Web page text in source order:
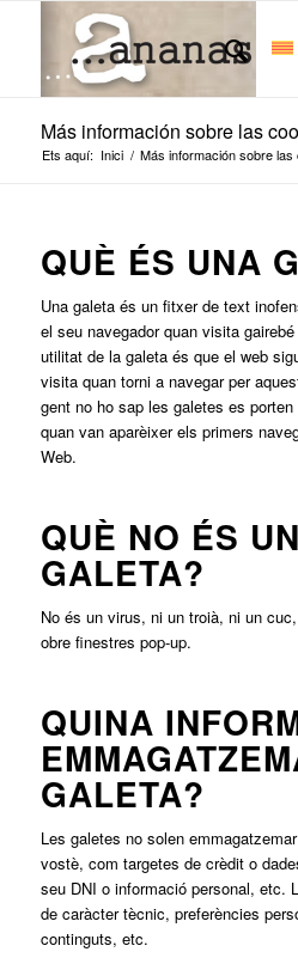
Más información sobre las
Ets aquí: Inici / Más información sobre las
QUÈ ÉS UNA
Una galeta és un fitxer de text
el seu navegador quan visita
utilitat de la galeta és que el web
visita quan torni a navegar per
gent no ho sap les galetes es
quan van aparèixer els primers
Web.
QUÈ NO ÉS
GALETA?
No és un virus, ni un troià, ni un
obre finestres pop-up.
QUINA
GALETA?
Les galetes no solen
vostè, com targetes de crèdit o
seu DNI o informació personal, etc.
de caràcter tècnic, preferències
continguts, etc.